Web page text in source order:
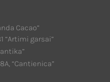
Cacao”
“Artimi garsai”
“Cantienica”